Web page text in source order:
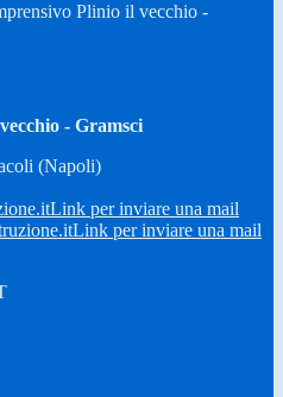
Plinio il vecchio -
- Gramsci
(Napoli)
Link per inviare una mail
Link per inviare una mail